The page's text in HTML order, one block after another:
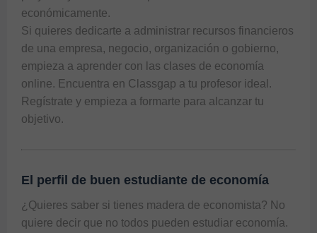
económicamente.
Si quieres dedicarte a administrar recursos financieros
de una empresa, negocio, organización o gobierno,
empieza a aprender con las clases de economía
online. Encuentra en Classgap a tu profesor ideal.
Regístrate y empieza a formarte para alcanzar tu
objetivo.
El perfil de buen estudiante de economía
¿Quieres saber si tienes madera de economista? No
quiere decir que no todos pueden estudiar economía.